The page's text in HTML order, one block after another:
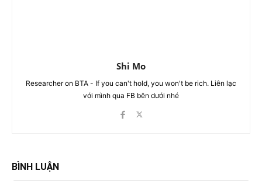
Shi Mo
Researcher on BTA - If you can't hold, you won't be rich. Liên lạc
với mình qua FB bên dưới nhé
BÌNH LUẬN